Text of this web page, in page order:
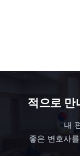
적으로 만
내
좋은 변호사